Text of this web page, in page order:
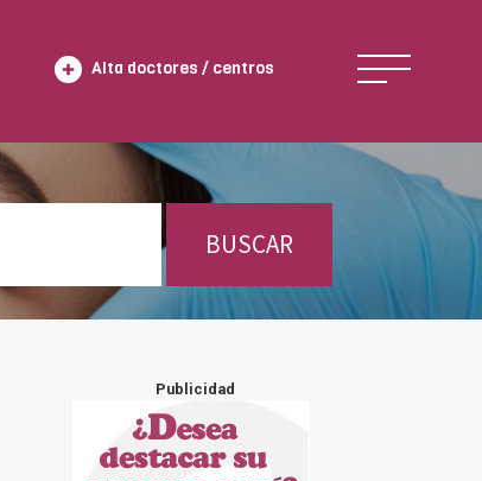
Alta doctores / centros
BUSCAR
Publicidad